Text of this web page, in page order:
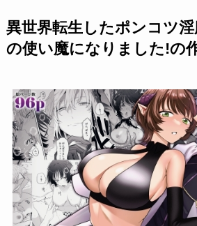
異世界転生したポンコツ
の使い魔になりました!の